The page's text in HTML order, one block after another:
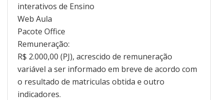
interativos de Ensino
Web Aula
Pacote Office
Remuneração:
R$ 2.000,00 (PJ), acrescido de remuneração
variável a ser informado em breve de acordo com
o resultado de matriculas obtida e outro
indicadores.